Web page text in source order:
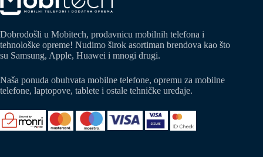
Dobrodošli u Mobitech, prodavnicu mobilnih telefona i
tehnološke opreme! Nudimo širok asortiman brendova kao što
su Samsung, Apple, Huawei i mnogi drugi.
Naša ponuda obuhvata mobilne telefone, opremu za mobilne
telefone, laptopove, tablete i ostale tehničke uređaje.